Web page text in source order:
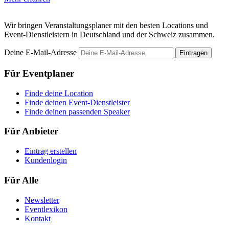
Wir bringen Veranstaltungsplaner mit den besten Locations und
Event-Dienstleistern in Deutschland und der Schweiz zusammen.
Deine E-Mail-Adresse Eintragen
Für Eventplaner
Finde deine Location
Finde deinen Event-Dienstleister
Finde deinen passenden Speaker
Für Anbieter
Eintrag erstellen
Kundenlogin
Für Alle
Newsletter
Eventlexikon
Kontakt